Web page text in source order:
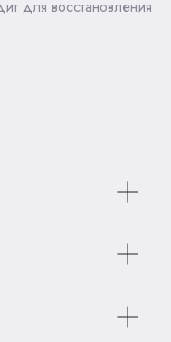
для восстановления